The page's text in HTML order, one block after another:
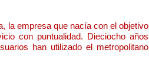
la empresa que nacía con el objetivo
con puntualidad. Dieciocho años
han utilizado el metropolitano